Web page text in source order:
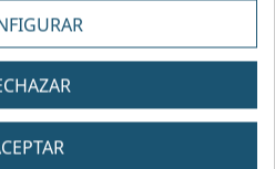
(30)